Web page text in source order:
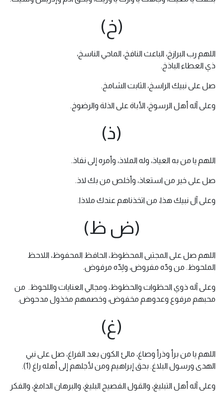
(خ)
اللهم رب البرازخ، الباعث النافخ، الماحي الناسخ،
ذي العطاء الباذخ.
صل على نبيك الراسخ، الثابت الشامخ.
وعلى آله أهل الرسوخ، الأباة على الذلة والرضوخ.
(ذ)
اللهم يا من به العياذ، وله الملاذ، وأمره إلى نفاذ.
صل على خير من استعاذ، وأخلص من بك لاذ.
وعلى آل نبيك هذا، من اتخذناهم عندك ملاذا.
(ض ظ)
اللهم صل على المجتبى المحظوظ، الحافظ المحفوظ، اللاحظ
الملحوظ. من ودّه مفروض، ولِدّه مرفوض.
وعلى آله ذوي الحظوات والحظوظ، ومجالي العنايات واللحوظ. من
محبهم مرفوع وعدوهم مخفوض، وخصمهم مخذول مدحوض.
(غ)
اللهم يا من برأ وذرأ وصاغ، مالئ الكون بعد الفراغ، صل على نبي
الهدى ورسول البلاغ. بحق إبراهيم ومن لأجلهم إلى أهله راغ (1).
وعلى آله أهل التبليغ، والقول الفصيح البليغ، والبرهان الدامغ، والفكر